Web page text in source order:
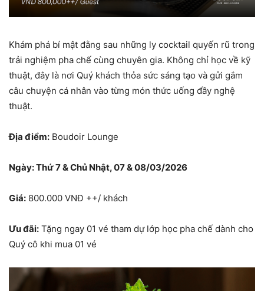
Khám phá bí mật đằng sau những ly cocktail quyến rũ trong
trải nghiệm pha chế cùng chuyên gia. Không chỉ học về kỹ
thuật, đây là nơi Quý khách thỏa sức sáng tạo và gửi gắm
câu chuyện cá nhân vào từng món thức uống đầy nghệ
thuật.
Địa điểm: Boudoir Lounge
Ngày: Thứ 7 & Chủ Nhật, 07 & 08/03/2026
Giá: 800.000 VNĐ ++/ khách
Ưu đãi: Tặng ngay 01 vé tham dự lớp học pha chế dành cho
Quý cô khi mua 01 vé